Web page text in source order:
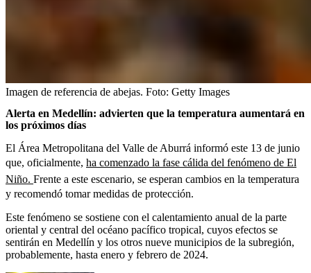
Imagen de referencia de abejas. Foto: Getty Images
Alerta en Medellín: advierten que la temperatura aumentará en
los próximos días
El Área Metropolitana del Valle de Aburrá informó este 13 de junio
que, oficialmente, ha comenzado la fase cálida del fenómeno de El
Niño. Frente a este escenario, se esperan cambios en la temperatura
y recomendó tomar medidas de protección.
Este fenómeno se sostiene con el calentamiento anual de la parte
oriental y central del océano pacífico tropical, cuyos efectos se
sentirán en Medellín y los otros nueve municipios de la subregión,
probablemente, hasta enero y febrero de 2024.